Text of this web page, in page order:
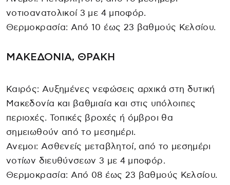
νοτιοανατολικοί 3 με 4 μποφόρ.
Θερμοκρασία: Από 10 έως 23 βαθμούς Κελσίου.
ΜΑΚΕΔΟΝΙΑ, ΘΡΑΚΗ
Καιρός: Αυξημένες νεφώσεις αρχικά στη δυτική
Μακεδονία και βαθμιαία και στις υπόλοιπες
περιοχές. Τοπικές βροχές ή όμβροι θα
σημειωθούν από το μεσημέρι.
Ανεμοι: Ασθενείς μεταβλητοί, από το μεσημέρι
νοτίων διευθύνσεων 3 με 4 μποφόρ.
Θερμοκρασία: Από 08 έως 23 βαθμούς Κελσίου.